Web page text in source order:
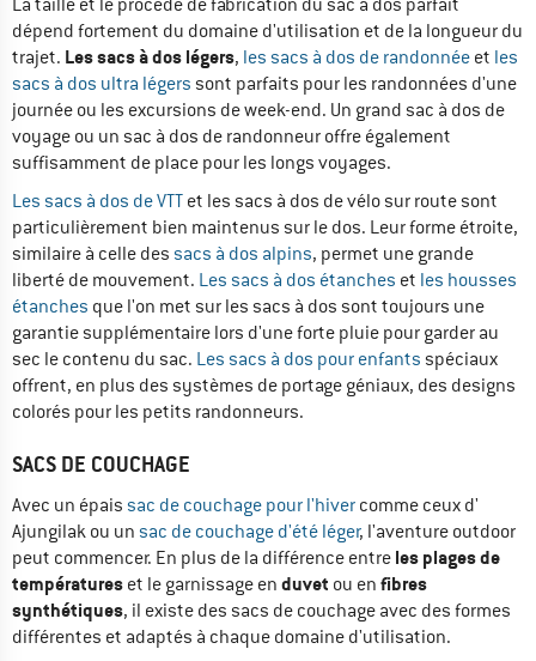
dépend fortement du domaine d'utilisation et de la longueur du
trajet. Les sacs à dos légers, les sacs à dos de randonnée et les
sacs à dos ultra légers sont parfaits pour les randonnées d'une
journée ou les excursions de week-end. Un grand sac à dos de
voyage ou un sac à dos de randonneur offre également
suffisamment de place pour les longs voyages.
Les sacs à dos de VTT et les sacs à dos de vélo sur route sont
particulièrement bien maintenus sur le dos. Leur forme étroite,
similaire à celle des sacs à dos alpins, permet une grande
liberté de mouvement. Les sacs à dos étanches et les housses
étanches que l'on met sur les sacs à dos sont toujours une
garantie supplémentaire lors d'une forte pluie pour garder au
sec le contenu du sac. Les sacs à dos pour enfants spéciaux
offrent, en plus des systèmes de portage géniaux, des designs
colorés pour les petits randonneurs.
SACS DE COUCHAGE
Avec un épais sac de couchage pour l'hiver comme ceux d'
Ajungilak ou un sac de couchage d'été léger, l'aventure outdoor
peut commencer. En plus de la différence entre les plages de
températures et le garnissage en duvet ou en fibres
synthétiques, il existe des sacs de couchage avec des formes
différentes et adaptés à chaque domaine d'utilisation.